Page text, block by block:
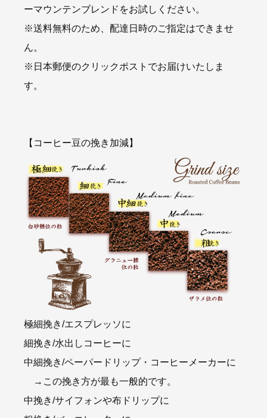
ーマウンテンブレンドをお試しください。
※送料無料のため、配達日時のご指定はできませ
ん。
※日本郵便のクリックポストでお届けいたしま
す。
【コーヒー豆の挽き加減】
極細挽き/エスプレッソに
細挽き/水出しコーヒーに
中細挽き/ペーパードリップ・コーヒーメーカーに
→この挽き方が最も一般的です。
中挽き/サイフォンや布ドリップに